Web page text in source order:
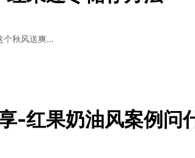
个秋风送爽…
-红果奶油风案例问